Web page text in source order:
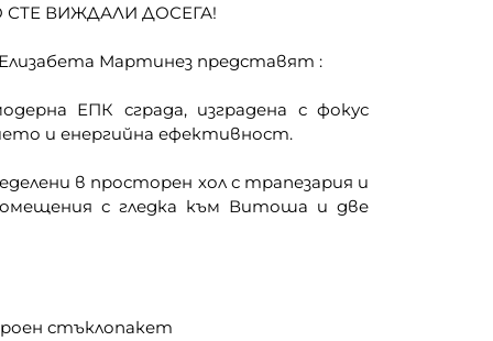
ВИЖДАЛИ ДОСЕГА!
Мартинез представят :
ЕПК сграда, изградена с фокус
и енергийна ефективност.
в просторен хол с трапезария и
с гледка към Витоша и две
стъклопакет